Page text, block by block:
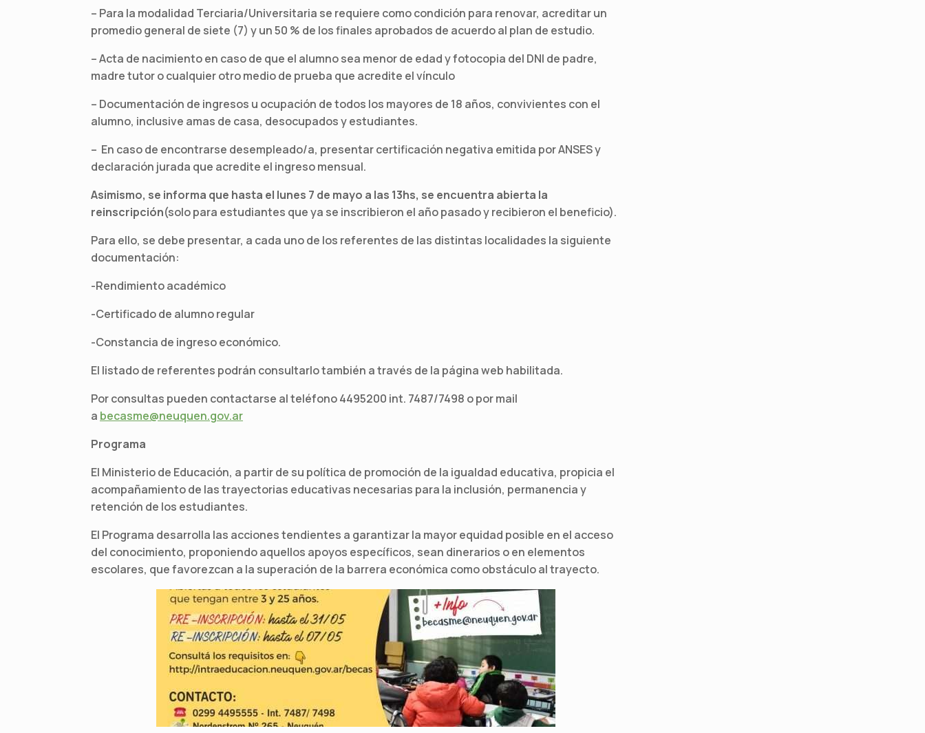
– Para la modalidad Terciaria/Universitaria se requiere como condición para renovar, acreditar un
promedio general de siete (7) y un 50 % de los finales aprobados de acuerdo al plan de estudio.
– Acta de nacimiento en caso de que el alumno sea menor de edad y fotocopia del DNI de padre,
madre tutor o cualquier otro medio de prueba que acredite el vínculo
– Documentación de ingresos u ocupación de todos los mayores de 18 años, convivientes con el
alumno, inclusive amas de casa, desocupados y estudiantes.
– En caso de encontrarse desempleado/a, presentar certificación negativa emitida por ANSES y
declaración jurada que acredite el ingreso mensual.
Asimismo, se informa que hasta el lunes 7 de mayo a las 13hs, se encuentra abierta la
reinscripción(solo para estudiantes que ya se inscribieron el año pasado y recibieron el beneficio).
Para ello, se debe presentar, a cada uno de los referentes de las distintas localidades la siguiente
documentación:
-Rendimiento académico
-Certificado de alumno regular
-Constancia de ingreso económico.
El listado de referentes podrán consultarlo también a través de la página web habilitada.
Por consultas pueden contactarse al teléfono 4495200 int. 7487/7498 o por mail
a becasme@neuquen.gov.ar
Programa
El Ministerio de Educación, a partir de su política de promoción de la igualdad educativa, propicia el
acompañamiento de las trayectorias educativas necesarias para la inclusión, permanencia y
retención de los estudiantes.
El Programa desarrolla las acciones tendientes a garantizar la mayor equidad posible en el acceso
del conocimiento, proponiendo aquellos apoyos específicos, sean dinerarios o en elementos
escolares, que favorezcan a la superación de la barrera económica como obstáculo al trayecto.